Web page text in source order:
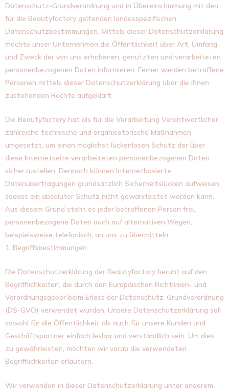
Datenschutz-Grundverordnung und in Übereinstimmung mit den
für die Beautyfactory geltenden landesspezifischen
Datenschutzbestimmungen. Mittels dieser Datenschutzerklärung
möchte unser Unternehmen die Öffentlichkeit über Art, Umfang
und Zweck der von uns erhobenen, genutzten und verarbeiteten
personenbezogenen Daten informieren. Ferner werden betroffene
Personen mittels dieser Datenschutzerklärung über die ihnen
zustehenden Rechte aufgeklärt.
Die Beautyfactory hat als für die Verarbeitung Verantwortlicher
zahlreiche technische und organisatorische Maßnahmen
umgesetzt, um einen möglichst lückenlosen Schutz der über
diese Internetseite verarbeiteten personenbezogenen Daten
sicherzustellen. Dennoch können Internetbasierte
Datenübertragungen grundsätzlich Sicherheitslücken aufweisen,
sodass ein absoluter Schutz nicht gewährleistet werden kann.
Aus diesem Grund steht es jeder betroffenen Person frei,
personenbezogene Daten auch auf alternativen Wegen,
beispielsweise telefonisch, an uns zu übermitteln.
1. Begriffsbestimmungen
Die Datenschutzerklärung der Beautyfactory beruht auf den
Begrifflichkeiten, die durch den Europäischen Richtlinien- und
Verordnungsgeber beim Erlass der Datenschutz-Grundverordnung
(DS-GVO) verwendet wurden. Unsere Datenschutzerklärung soll
sowohl für die Öffentlichkeit als auch für unsere Kunden und
Geschäftspartner einfach lesbar und verständlich sein. Um dies
zu gewährleisten, möchten wir vorab die verwendeten
Begrifflichkeiten erläutern.
Wir verwenden in dieser Datenschutzerklärung unter anderem